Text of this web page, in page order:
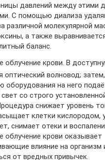
давлений между этими
С помощью диализа
различной молекулярной
а также
баланс.
облучение крови. В
оптический волновод;
на него
со строго
снижает уровень
клетки кислородом,
снимает отеки и
облучение крови оказывает
влияние на организм
от вредных привычек.